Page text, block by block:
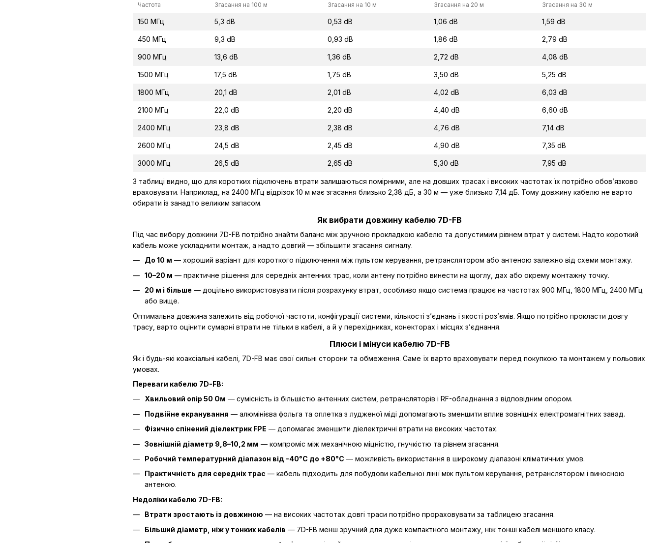
Частота Згасання на 100 м Згасання на 10 м Згасання на 20 м Згасання на 30 м
150 МГц 5,3 dB 0,53 dB 1,06 dB 1,59 dB
450 МГц 9,3 dB 0,93 dB 1,86 dB 2,79 dB
900 МГц 13,6 dB 1,36 dB 2,72 dB 4,08 dB
1500 МГц 17,5 dB 1,75 dB 3,50 dB 5,25 dB
1800 МГц 20,1 dB 2,01 dB 4,02 dB 6,03 dB
2100 МГц 22,0 dB 2,20 dB 4,40 dB 6,60 dB
2400 МГц 23,8 dB 2,38 dB 4,76 dB 7,14 dB
2600 МГц 24,5 dB 2,45 dB 4,90 dB 7,35 dB
3000 МГц 26,5 dB 2,65 dB 5,30 dB 7,95 dB
З таблиці видно, що для коротких підключень втрати залишаються помірними, але на довших трасах і високих частотах їх потрібно обов’язково
враховувати. Наприклад, на 2400 МГц відрізок 10 м має згасання близько 2,38 дБ, а 30 м — уже близько 7,14 дБ. Тому довжину кабелю не варто
обирати із занадто великим запасом.
Як вибрати довжину кабелю 7D-FB
Під час вибору довжини 7D-FB потрібно знайти баланс між зручною прокладкою кабелю та допустимим рівнем втрат у системі. Надто короткий
кабель може ускладнити монтаж, а надто довгий — збільшити згасання сигналу.
До 10 м — хороший варіант для короткого підключення між пультом керування, ретранслятором або антеною залежно від схеми монтажу.
10–20 м — практичне рішення для середніх антенних трас, коли антену потрібно винести на щоглу, дах або окрему монтажну точку.
20 м і більше — доцільно використовувати після розрахунку втрат, особливо якщо система працює на частотах 900 МГц, 1800 МГц, 2400 МГц
або вище.
Оптимальна довжина залежить від робочої частоти, конфігурації системи, кількості з’єднань і якості роз’ємів. Якщо потрібно прокласти довгу
трасу, варто оцінити сумарні втрати не тільки в кабелі, а й у перехідниках, конекторах і місцях з’єднання.
Плюси і мінуси кабелю 7D-FB
Як і будь-які коаксіальні кабелі, 7D-FB має свої сильні сторони та обмеження. Саме їх варто враховувати перед покупкою та монтажем у польових
умовах.
Переваги кабелю 7D-FB:
Хвильовий опір 50 Ом — сумісність із більшістю антенних систем, ретрансляторів і RF-обладнання з відповідним опором.
Подвійне екранування — алюмінієва фольга та оплетка з лудженої міді допомагають зменшити вплив зовнішніх електромагнітних завад.
Фізично спінений діелектрик FPE — допомагає зменшити діелектричні втрати на високих частотах.
Зовнішній діаметр 9,8–10,2 мм — компроміс між механічною міцністю, гнучкістю та рівнем згасання.
Робочий температурний діапазон від -40°C до +80°C — можливість використання в широкому діапазоні кліматичних умов.
Практичність для середніх трас — кабель підходить для побудови кабельної лінії між пультом керування, ретранслятором і виносною
антеною.
Недоліки кабелю 7D-FB:
Втрати зростають із довжиною — на високих частотах довгі траси потрібно прораховувати за таблицею згасання.
Більший діаметр, ніж у тонких кабелів — 7D-FB менш зручний для дуже компактного монтажу, ніж тонші кабелі меншого класу.